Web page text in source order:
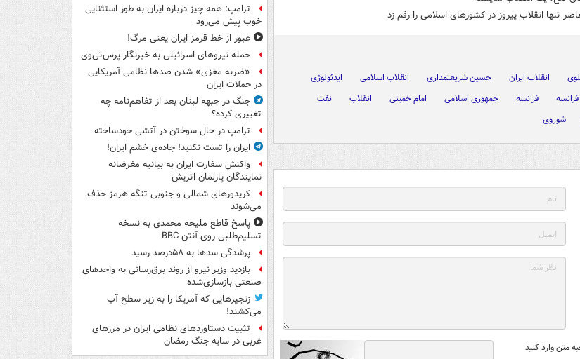
تنها انقلاب پیروز در کشورهای اسلامی را رقم زد
انقلاب ایران حسین شریعتمداری انقلاب اسلامی
ایدئولوژی
فرانسه جمهوری اسلامی امام خمینی انقلاب
نفت
شوروی
متن وارد کنید
ترامپ: همه چیز درباره ایران به طور استثنایی
خوب پیش می‌رود
عبور از خط قرمز ایران یعنی مرگ!
حمله نیروهای اسرائیلی به خبرنگار پرس‌تی‌وی
«ضربه مغزی» شدن صدها نظامی آمریکایی
در حملات ایران
جنگ در جبهه لبنان بعد از تفاهم‌نامه چه
تغییری کرده؟
ترامپ در حال سوختن در آتشی خودساخته
ایران را تست نکنید! جاده‌ی خشم ایران!
واکنش سفارت ایران به بیانیه مغرضانه
نمایندگان پارلمان اتریش
کریدورهای شمالی و جنوبی تنگه هرمز حذف
می‌شوند
پاسخ قاطع ملیحه محمدی به نسخه
تسلیم‌طلبی روی آنتن BBC
پرشدگی سدها به ۵۸درصد رسید
بازدید وزیر نیرو از روند برق‌رسانی به واحدهای
صنعتی بازسازی‌شده
زنجیرهایی که آمریکا را به زیر سطح آب
می‌کشند!
تثبیت دستاوردهای نظامی ایران در مرزهای
غربی در سایه جنگ رمضان